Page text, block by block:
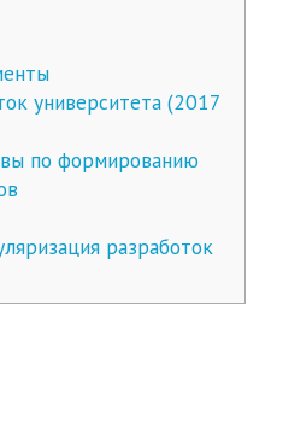
университета (2017
по формированию
разработок